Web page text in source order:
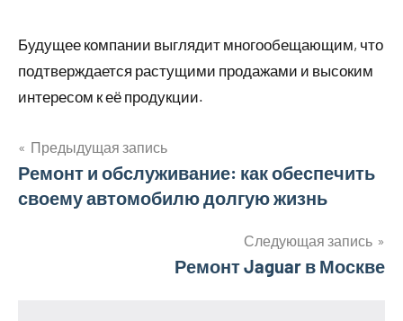
Будущее компании выглядит многообещающим, что
подтверждается растущими продажами и высоким
интересом к её продукции.
Навигация
по
Предыдущая запись
Ремонт и обслуживание: как обеспечить
своему автомобилю долгую жизнь
Следующая запись
Ремонт Jaguar в Москве